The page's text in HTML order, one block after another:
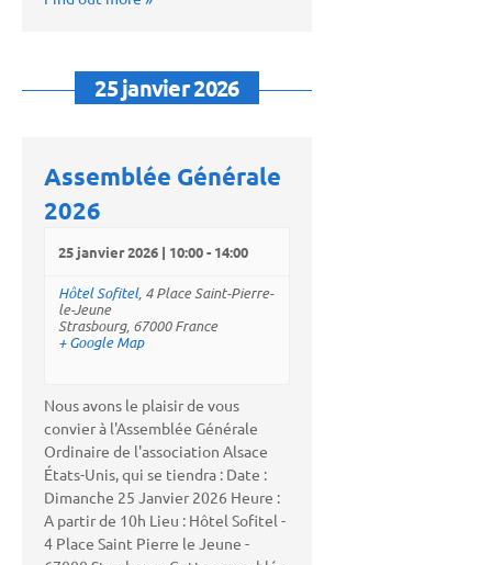
25 janvier 2026
Assemblée Générale
2026
25 janvier 2026 | 10:00- 14:00
Hôtel Sofitel, 4 Place Saint-Pierre-
le-Jeune
Strasbourg, 67000 France
+ Google Map
Nous avons le plaisir de vous
convier à l'Assemblée Générale
Ordinaire de l'association Alsace
États-Unis, qui se tiendra : Date :
Dimanche 25 Janvier 2026 Heure :
A partir de 10h Lieu : Hôtel Sofitel -
4 Place Saint Pierre le Jeune -